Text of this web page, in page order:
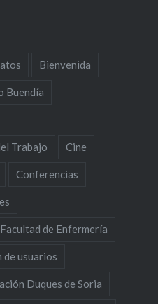
Bienvenida
Buendía
Trabajo Cine
Conferencias
Facultad de Enfermería
de usuarios
Duques de Soria